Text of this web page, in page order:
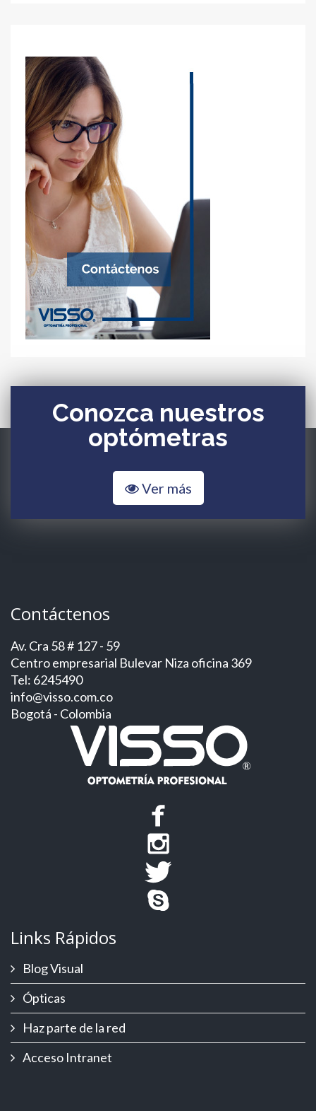
Conozca nuestros
optómetras
Ver más
Contáctenos
Av. Cra 58 # 127 - 59
Centro empresarial Bulevar Niza oficina 369
Tel: 6245490
info@visso.com.co
Bogotá - Colombia
Links Rápidos
Blog Visual
Ópticas
Haz parte de la red
Acceso Intranet